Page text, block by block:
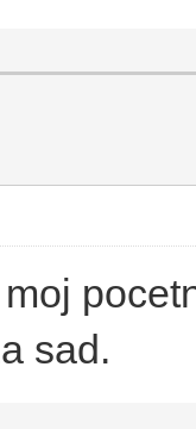
sad.